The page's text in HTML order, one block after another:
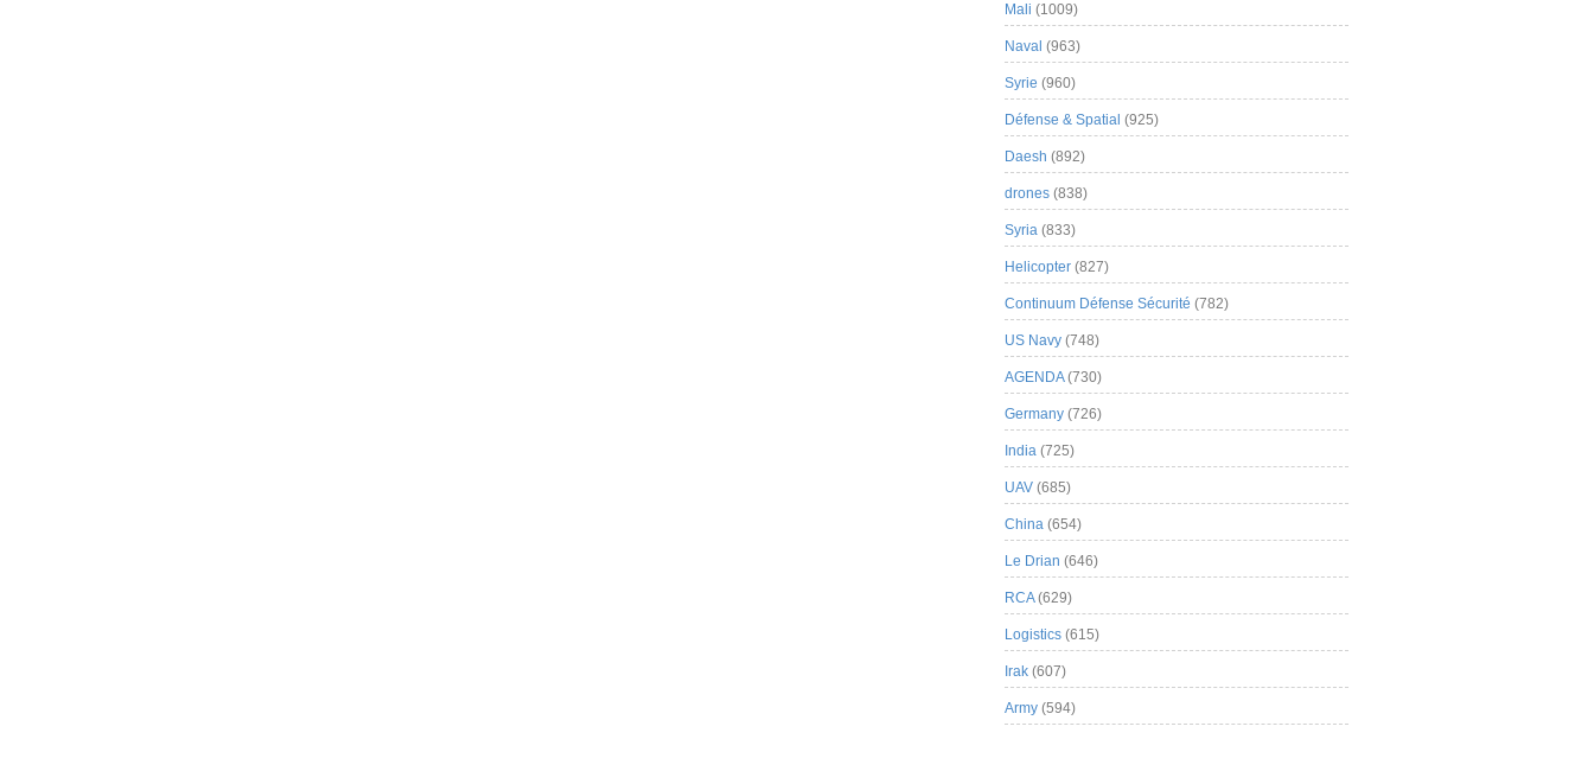
Mali (1009)
Naval (963)
Syrie (960)
Défense & Spatial (925)
Daesh (892)
drones (838)
Syria (833)
Helicopter (827)
Continuum Défense Sécurité (782)
US Navy (748)
AGENDA(730)
Germany (726)
India (725)
UAV (685)
China (654)
Le Drian (646)
RCA(629)
Logistics (615)
Irak (607)
Army (594)